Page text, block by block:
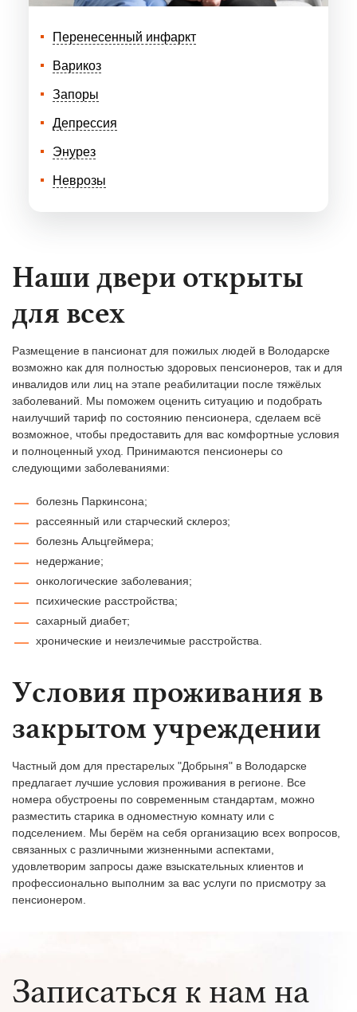
Перенесенный инфаркт
Варикоз
Запоры
Депрессия
Энурез
Неврозы
Наши двери открыты
для всех
Размещение в пансионат для пожилых людей в Володарске
возможно как для полностью здоровых пенсионеров, так и для
инвалидов или лиц на этапе реабилитации после тяжёлых
заболеваний. Мы поможем оценить ситуацию и подобрать
наилучший тариф по состоянию пенсионера, сделаем всё
возможное, чтобы предоставить для вас комфортные условия
и полноценный уход. Принимаются пенсионеры со
следующими заболеваниями:
болезнь Паркинсона;
рассеянный или старческий склероз;
болезнь Альцгеймера;
недержание;
онкологические заболевания;
психические расстройства;
сахарный диабет;
хронические и неизлечимые расстройства.
Условия проживания в
закрытом учреждении
Частный дом для престарелых "Добрыня" в Володарске
предлагает лучшие условия проживания в регионе. Все
номера обустроены по современным стандартам, можно
разместить старика в одноместную комнату или с
подселением. Мы берём на себя организацию всех вопросов,
связанных с различными жизненными аспектами,
удовлетворим запросы даже взыскательных клиентов и
профессионально выполним за вас услуги по присмотру за
пенсионером.
Записаться к нам на